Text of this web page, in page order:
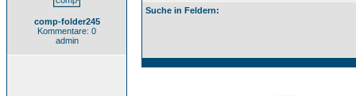
comp-folder245
Kommentare: 0
admin
Suche in Feldern: